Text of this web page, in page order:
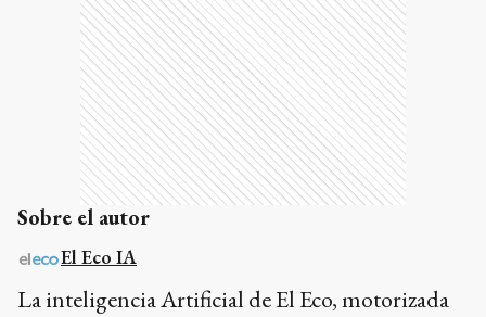
Sobre el autor
El Eco IA
La inteligencia Artificial de El Eco, motorizada